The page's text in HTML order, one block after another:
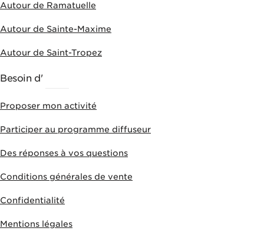
Autour de Ramatuelle
Autour de Sainte-Maxime
Autour de Saint-Tropez
Besoin d'
Proposer mon activité
Participer au programme diffuseur
Des réponses à vos questions
Conditions générales de vente
Confidentialité
Mentions légales